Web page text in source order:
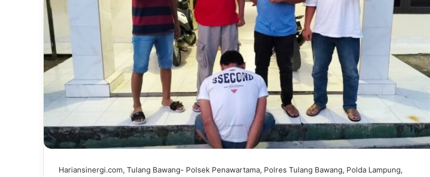
Hariansinergi.com, Tulang Bawang- Polsek Penawartama, Polres Tulang Bawang, Polda Lampung,